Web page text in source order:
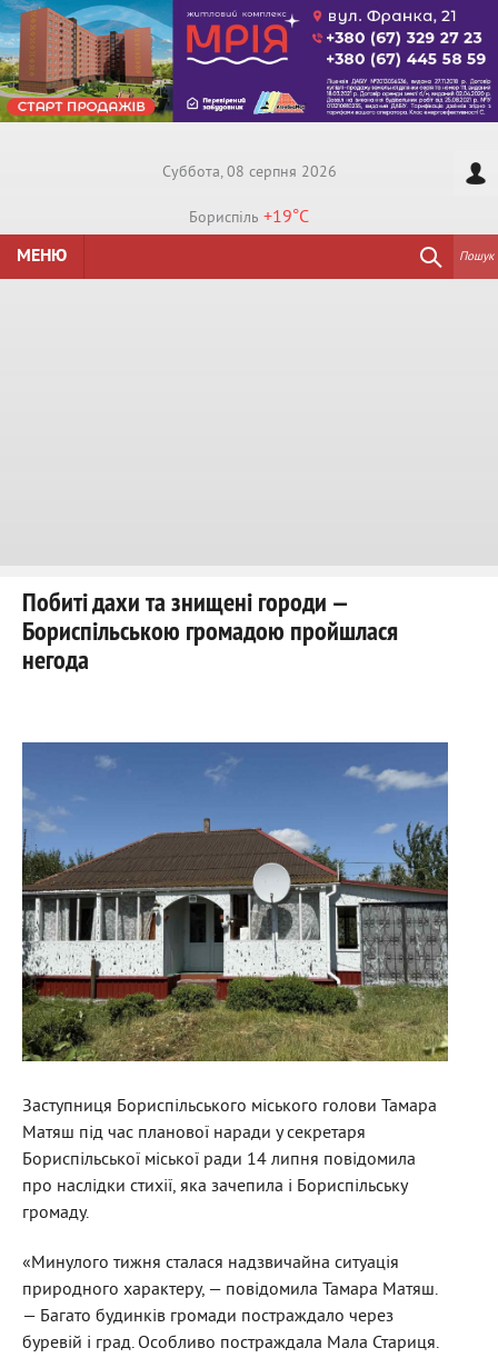
Суббота, 08 серпня 2026
Бориспiль +19°C
МЕНЮ
Пошук
Побиті дахи та знищені городи —
Бориспільською громадою пройшлася
негода
Заступниця Бориспільського міського голови Тамара
Матяш під час планової наради у секретаря
Бориспільської міської ради 14 липня повідомила
про наслідки стихії, яка зачепила і Бориспільську
громаду.
«Минулого тижня сталася надзвичайна ситуація
природного характеру, — повідомила Тамара Матяш.
— Багато будинків громади постраждало через
буревій і град. Особливо постраждала Мала Стариця.